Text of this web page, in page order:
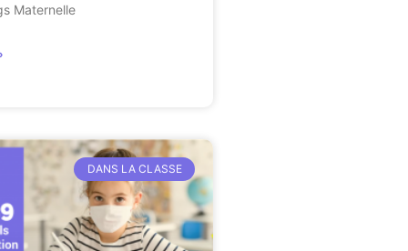
Maternelle
DANS LA CLASSE